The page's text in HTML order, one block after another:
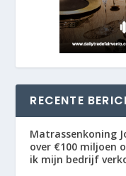
RECENTE
Matrassenkoning
over €100 miljoen
ik mijn bedrijf